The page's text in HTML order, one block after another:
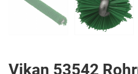
Vikan 53542